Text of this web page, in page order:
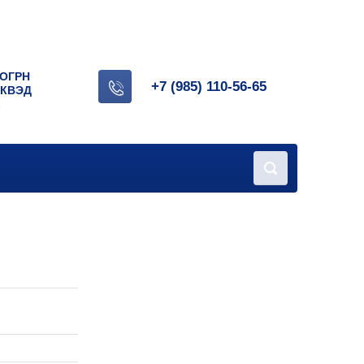
+7 (985) 110-56-65